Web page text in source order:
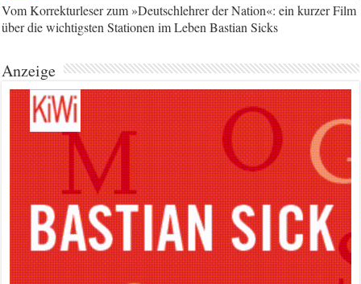
Vom Korrekturleser zum »Deutschlehrer der Nation«: ein kurzer Film
über die wichtigsten Stationen im Leben Bastian Sicks
Anzeige